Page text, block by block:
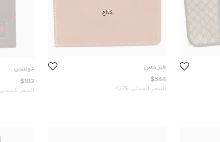
هيرمس
$344
السعر المبدئي: $427
مُباع
غوتشي
$182
السعر